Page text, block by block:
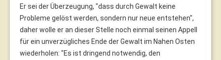
Er sei der Überzeugung, "dass durch Gewalt keine
Probleme gelöst werden, sondern nur neue entstehen",
daher wolle er an dieser Stelle noch einmal seinen Appell
für ein unverzügliches Ende der Gewalt im Nahen Osten
wiederholen: "Es ist dringend notwendig, den